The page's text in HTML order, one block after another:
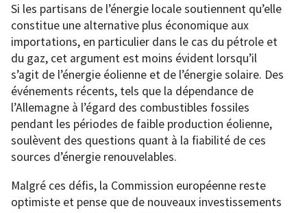
Si les partisans de l’énergie locale soutiennent qu’elle
constitue une alternative plus économique aux
importations, en particulier dans le cas du pétrole et
du gaz, cet argument est moins évident lorsqu’il
s’agit de l’énergie éolienne et de l’énergie solaire. Des
événements récents, tels que la dépendance de
l’Allemagne à l’égard des combustibles fossiles
pendant les périodes de faible production éolienne,
soulèvent des questions quant à la fiabilité de ces
sources d’énergie renouvelables.
Malgré ces défis, la Commission européenne reste
optimiste et pense que de nouveaux investissements